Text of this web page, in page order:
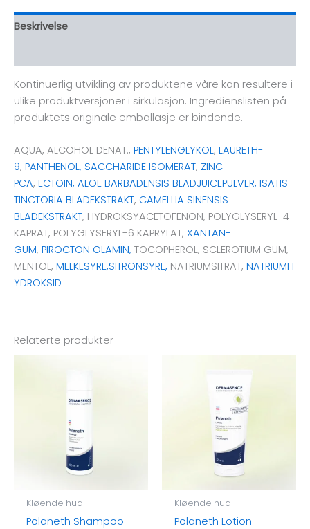
Beskrivelse
Kontinuerlig utvikling av produktene våre kan resultere i
ulike produktversjoner i sirkulasjon. Ingredienslisten på
produktets originale emballasje er bindende.
AQUA, ALCOHOL DENAT., PENTYLENGLYKOL, LAURETH-
9, PANTHENOL, SACCHARIDE ISOMERAT, ZINC
PCA, ECTOIN, ALOE BARBADENSIS BLADJUICEPULVER, ISATIS
TINCTORIA BLADEKSTRAKT, CAMELLIA SINENSIS
BLADEKSTRAKT, HYDROKSYACETOFENON, POLYGLYSERYL-4
KAPRAT, POLYGLYSERYL-6 KAPRYLAT, XANTAN-
GUM, PIROCTON OLAMIN, TOCOPHEROL, SCLEROTIUM GUM,
MENTOL, MELKESYRE,SITRONSYRE, NATRIUMSITRAT, NATRIUMH
YDROKSID
Relaterte produkter
Kløende hud
Polaneth Shampoo
Kløende hud
Polaneth Lotion